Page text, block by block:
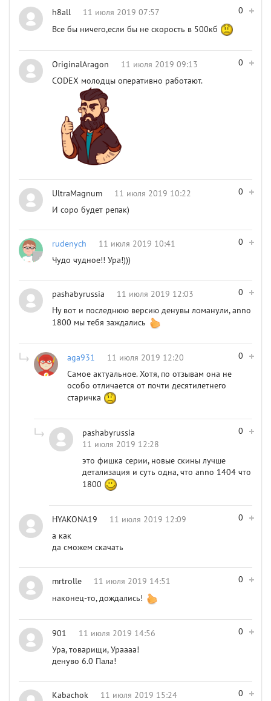
0
h8all
11 июля 2019 07:57
Все бы ничего,если бы не скорость в 500кб
0
OriginalAragon
11 июля 2019 09:13
CODEX молодцы оперативно работают.
0
UltraMagnum
11 июля 2019 10:22
И соро будет репак)
0
rudenych
11 июля 2019 10:41
Чудо чудное!! Ура!)))
0
pashabyrussia
11 июля 2019 12:03
Ну вот и последнюю версию денувы ломанули, anno
1800 мы тебя заждались
0
aga931
11 июля 2019 12:20
Самое актуальное. Хотя, по отзывам она не
особо отличается от почти десятилетнего
старичка
0
pashabyrussia
11 июля 2019 12:28
это фишка серии, новые скины лучше
детализация и суть одна, что anno 1404 что
1800
0
HYAKONA19
11 июля 2019 12:09
а как
да сможем скачать
0
mrtrolle
11 июля 2019 14:51
наконец-то, дождались!
0
901
11 июля 2019 14:56
Ура, товарищи, Ураааа!
денуво 6.0 Пала!
0
Kabachok
11 июля 2019 15:24